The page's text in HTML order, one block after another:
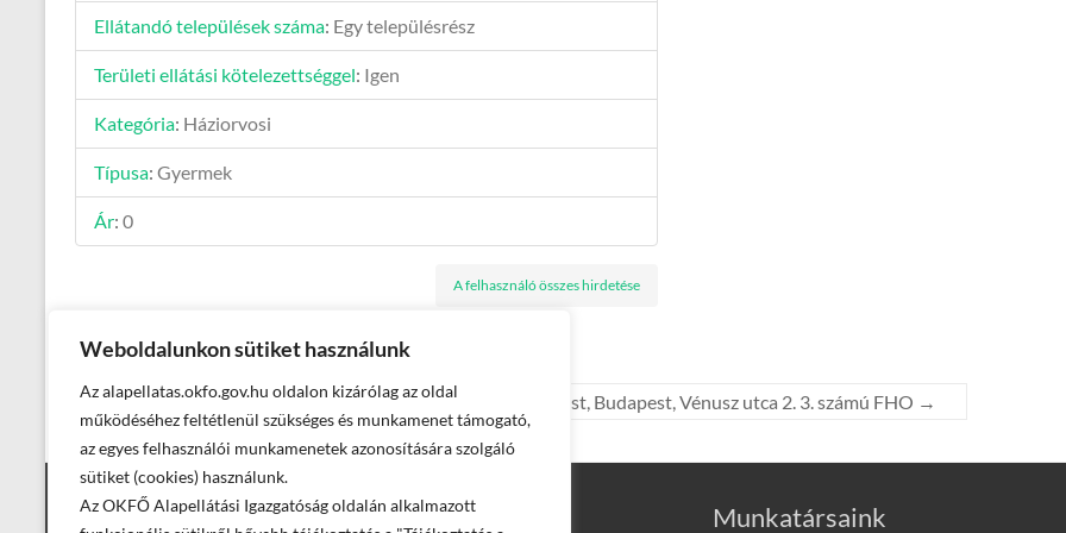
Weboldalunkon sütiket használunk
Az alapellatas.okfo.gov.hu oldalon kizárólag az oldal
működéséhez feltétlenül szükséges és munkamenet támogató,
az egyes felhasználói munkamenetek azonosítására szolgáló
sütiket (cookies) használunk.
Az OKFŐ Alapellátási Igazgatóság oldalán alkalmazott
Ellátandó települések száma: Egy településrész
Területi ellátási kötelezettséggel: Igen
Kategória: Háziorvosi
Típusa: Gyermek
Ár: 0
A felhasználó összes hirdetése
←Házi gyermekorvosi praxis Karcag eladó
1214 Budapest, Budapest, Vénusz utca 2. 3. számú FHO →
Elérhetőségek Munkatársaink